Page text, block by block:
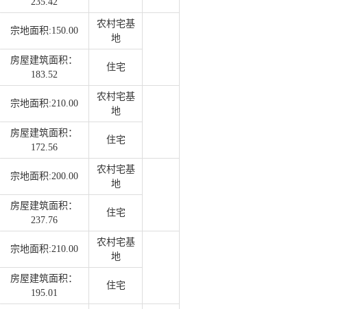
宗地面积:150.00
农村宅基
地
房屋建筑面积：
183.52
住宅
宗地面积:210.00
农村宅基
地
房屋建筑面积：
172.56
住宅
宗地面积:200.00
农村宅基
地
房屋建筑面积：
237.76
住宅
宗地面积:210.00
农村宅基
地
房屋建筑面积：
195.01
住宅